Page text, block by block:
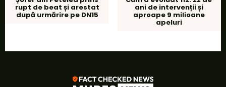
rupt de beat și arestat
după urmărire pe DN15
ani de intervenții și
aproape 9 milioane
apeluri